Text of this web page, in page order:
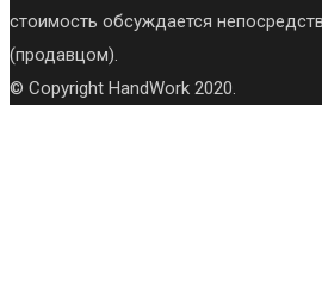
стоимость обсуждается
(продавцом).
© Copyright HandWork 2020.